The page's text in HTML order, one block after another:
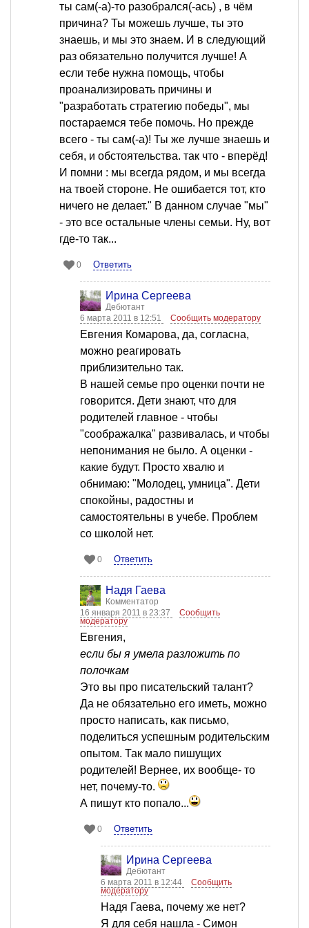
ты сам(-а)-то разобрался(-ась) , в чём
причина? Ты можешь лучше, ты это
знаешь, и мы это знаем. И в следующий
раз обязательно получится лучше! А
если тебе нужна помощь, чтобы
проанализировать причины и
"разработать стратегию победы", мы
постараемся тебе помочь. Но прежде
всего - ты сам(-а)! Ты же лучше знаешь и
себя, и обстоятельства. так что - вперёд!
И помни : мы всегда рядом, и мы всегда
на твоей стороне. Не ошибается тот, кто
ничего не делает." В данном случае "мы"
- это все остальные члены семьи. Ну, вот
где-то так...
0 Ответить
Ирина Сергеева
Дебютант
6 марта 2011 в 12:51
Сообщить модератору
Евгения Комарова, да, согласна,
можно реагировать
приблизительно так.
В нашей семье про оценки почти не
говорится. Дети знают, что для
родителей главное - чтобы
"соображалка" развивалась, и чтобы
непонимания не было. А оценки -
какие будут. Просто хвалю и
обнимаю: "Молодец, умница". Дети
спокойны, радостны и
самостоятельны в учебе. Проблем
со школой нет.
0 Ответить
Надя Гаева
Комментатор
16 января 2011 в 23:37
Сообщить
модератору
Евгения,
если бы я умела разложить по
полочкам
Это вы про писательский талант?
Да не обязательно его иметь, можно
просто написать, как письмо,
поделиться успешным родительским
опытом. Так мало пишущих
родителей! Вернее, их вообще- то
нет, почему-то.
А пишут кто попало...
0 Ответить
Ирина Сергеева
Дебютант
6 марта 2011 в 12:44
Сообщить
модератору
Надя Гаева, почему же нет?
Я для себя нашла - Симон